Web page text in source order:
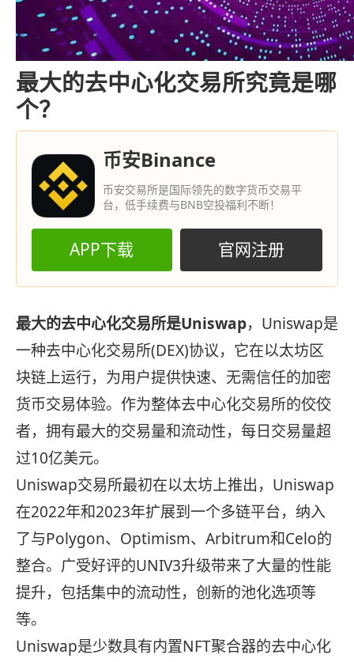
最大的去中心化交易所究竟是哪
个？
币安Binance
币安交易所是国际领先的数字货币交易平
台，低手续费与BNB空投福利不断！
APP下载 官网注册
最大的去中心化交易所是Uniswap，Uniswap是
一种去中心化交易所(DEX)协议，它在以太坊区
块链上运行，为用户提供快速、无需信任的加密
货币交易体验。作为整体去中心化交易所的佼佼
者，拥有最大的交易量和流动性，每日交易量超
过10亿美元。
Uniswap交易所最初在以太坊上推出，Uniswap
在2022年和2023年扩展到一个多链平台，纳入
了与Polygon、Optimism、Arbitrum和Celo的
整合。广受好评的UNIV3升级带来了大量的性能
提升，包括集中的流动性，创新的池化选项等
等。
Uniswap是少数具有内置NFT聚合器的去中心化